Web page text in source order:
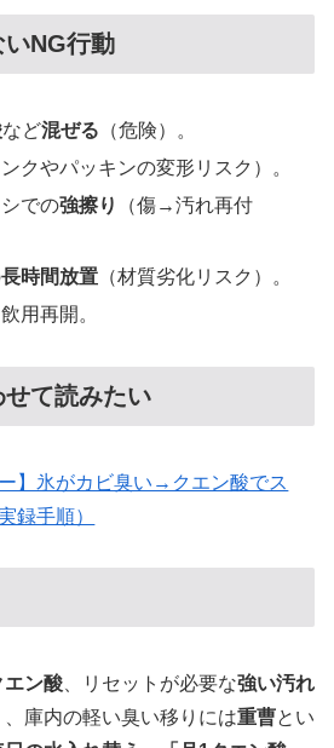
NG行動
など混ぜる （危険）。
クやパッキンの変形リスク）。
での強擦り
（傷→汚れ再付
長時間放置 （材質劣化リスク）。
用再開。
せて読みたい
ー】氷がカビ臭い→クエン酸でス
録手順）
エン酸 、リセットが必要な強い汚れ
、庫内の軽い臭い移りには重曹とい